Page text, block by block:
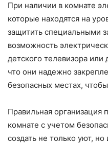
При наличии в комнате
которые находятся на
защитить специальными
возможность
детского телевизора или
что они надежно
безопасных местах,
Правильная организация
комнате с учетом
создать не только уют,